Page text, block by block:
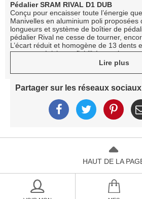
Pédalier SRAM RIVAL D1 DUB
Conçu pour encaisser toute l’énergie
Manivelles en aluminium poli proposées
longueurs et système de boîtier de
pédalier Rival ne cesse de tourner,
L’écart réduit et homogène de 13 dents
apporte précision et fiabilité aux
- Technologie de développements X-
- Changements de plateaux à l’avant
- Le boîtier de pédalier DUB apporte
plus d’être compatible avec la plupart
Lire plus
Partager sur les réseaux sociaux
HAUT DE LA